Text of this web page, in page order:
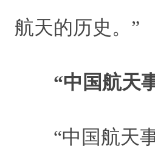
航天的历史。”
“中国航天
“中国航天事